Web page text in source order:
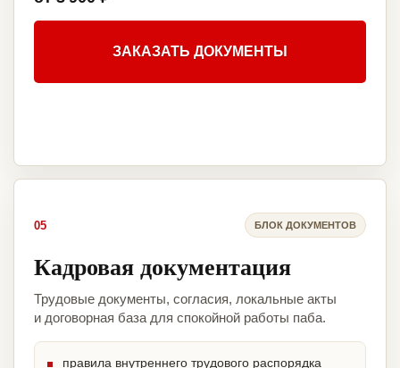
ЗАКАЗАТЬ ДОКУМЕНТЫ
05 БЛОК ДОКУМЕНТОВ
Кадровая документация
Трудовые документы, согласия, локальные акты
и договорная база для спокойной работы паба.
правила внутреннего трудового распорядка